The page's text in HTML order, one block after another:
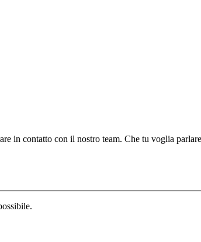
in contatto con il nostro team. Che tu voglia